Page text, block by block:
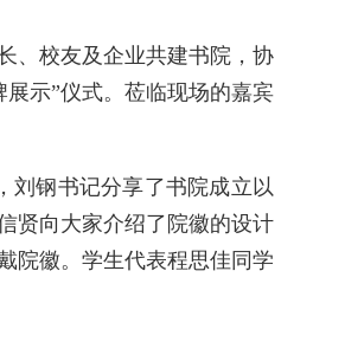
、校友及企业共建书院，协
展示”仪式。莅临现场的嘉宾
刘钢书记分享了书院成立以
贤向大家介绍了院徽的设计
院徽。学生代表程思佳同学